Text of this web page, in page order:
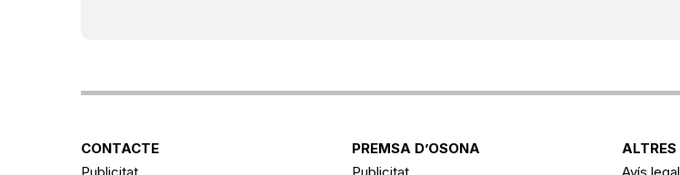
CONTACTE
PREMSA D’OSONA
ALTRES